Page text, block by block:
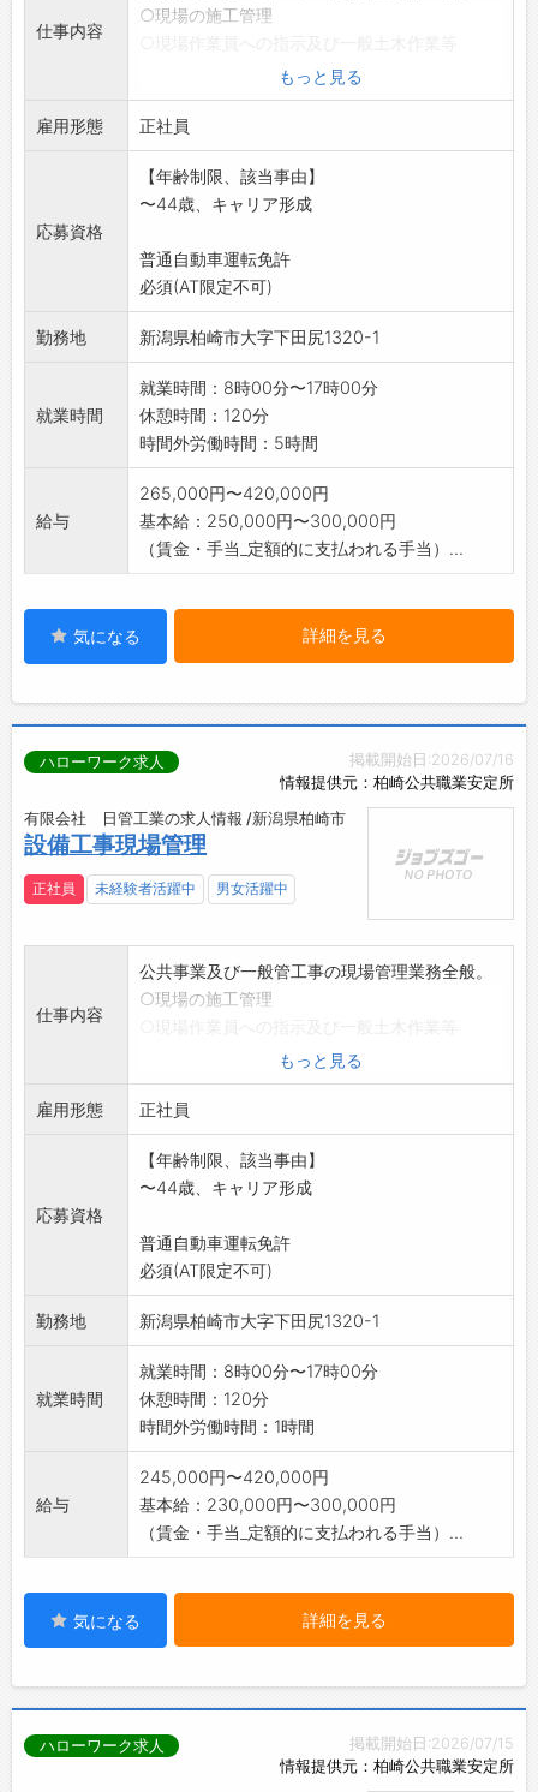
仕事内容
○現場の施工管理
○書類作成、見積業務等
○その他付随する業務
※男女とも活躍できる仕事です。
※変更範囲:会社の定める業務
もっと見る
雇用形態 正社員
応募資格
【年齢制限、該当事由】
〜44歳、キャリア形成
普通自動車運転免許
必須(AT限定不可)
勤務地 新潟県柏崎市大字下田尻1320-1
就業時間
就業時間：8時00分〜17時00分
休憩時間：120分
時間外労働時間：5時間
給与
265,000円〜420,000円
基本給：250,000円〜300,000円
（賃金・手当_定額的に支払われる手当）...
気になる 詳細を見る
掲載開始日:2026/07/16
情報提供元：柏崎公共職業安定所
ハローワーク求人
有限会社 日管工業の求人情報 /新潟県柏崎市
設備工事現場管理
正社員 未経験者活躍中 男女活躍中
仕事内容
公共事業及び一般管工事の現場管理業務全般。
○現場の施工管理
○書類作成、見積業務等
○その他付随する業務
※男女とも活躍できる仕事です。
※変更範囲:会社の定める業務
もっと見る
雇用形態 正社員
応募資格
【年齢制限、該当事由】
〜44歳、キャリア形成
普通自動車運転免許
必須(AT限定不可)
勤務地 新潟県柏崎市大字下田尻1320-1
就業時間
就業時間：8時00分〜17時00分
休憩時間：120分
時間外労働時間：1時間
給与
245,000円〜420,000円
基本給：230,000円〜300,000円
（賃金・手当_定額的に支払われる手当）...
気になる 詳細を見る
掲載開始日:2026/07/15
情報提供元：柏崎公共職業安定所
ハローワーク求人